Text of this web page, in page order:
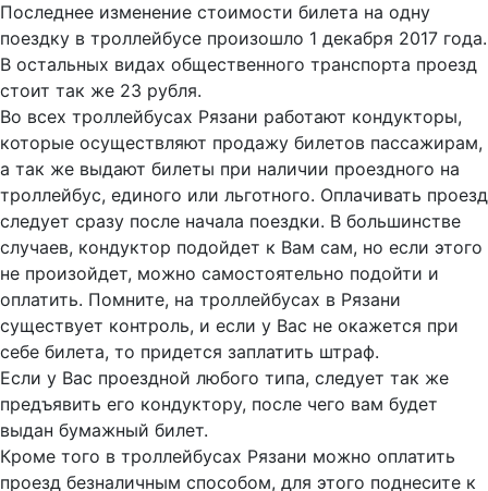
Последнее изменение стоимости билета на одну
поездку в троллейбусе произошло 1 декабря 2017 года.
В остальных видах общественного транспорта проезд
стоит так же 23 рубля.
Во всех троллейбусах Рязани работают кондукторы,
которые осуществляют продажу билетов пассажирам,
а так же выдают билеты при наличии проездного на
троллейбус, единого или льготного. Оплачивать проезд
следует сразу после начала поездки. В большинстве
случаев, кондуктор подойдет к Вам сам, но если этого
не произойдет, можно самостоятельно подойти и
оплатить. Помните, на троллейбусах в Рязани
существует контроль, и если у Вас не окажется при
себе билета, то придется заплатить штраф.
Если у Вас проездной любого типа, следует так же
предъявить его кондуктору, после чего вам будет
выдан бумажный билет.
Кроме того в троллейбусах Рязани можно оплатить
проезд безналичным способом, для этого поднесите к